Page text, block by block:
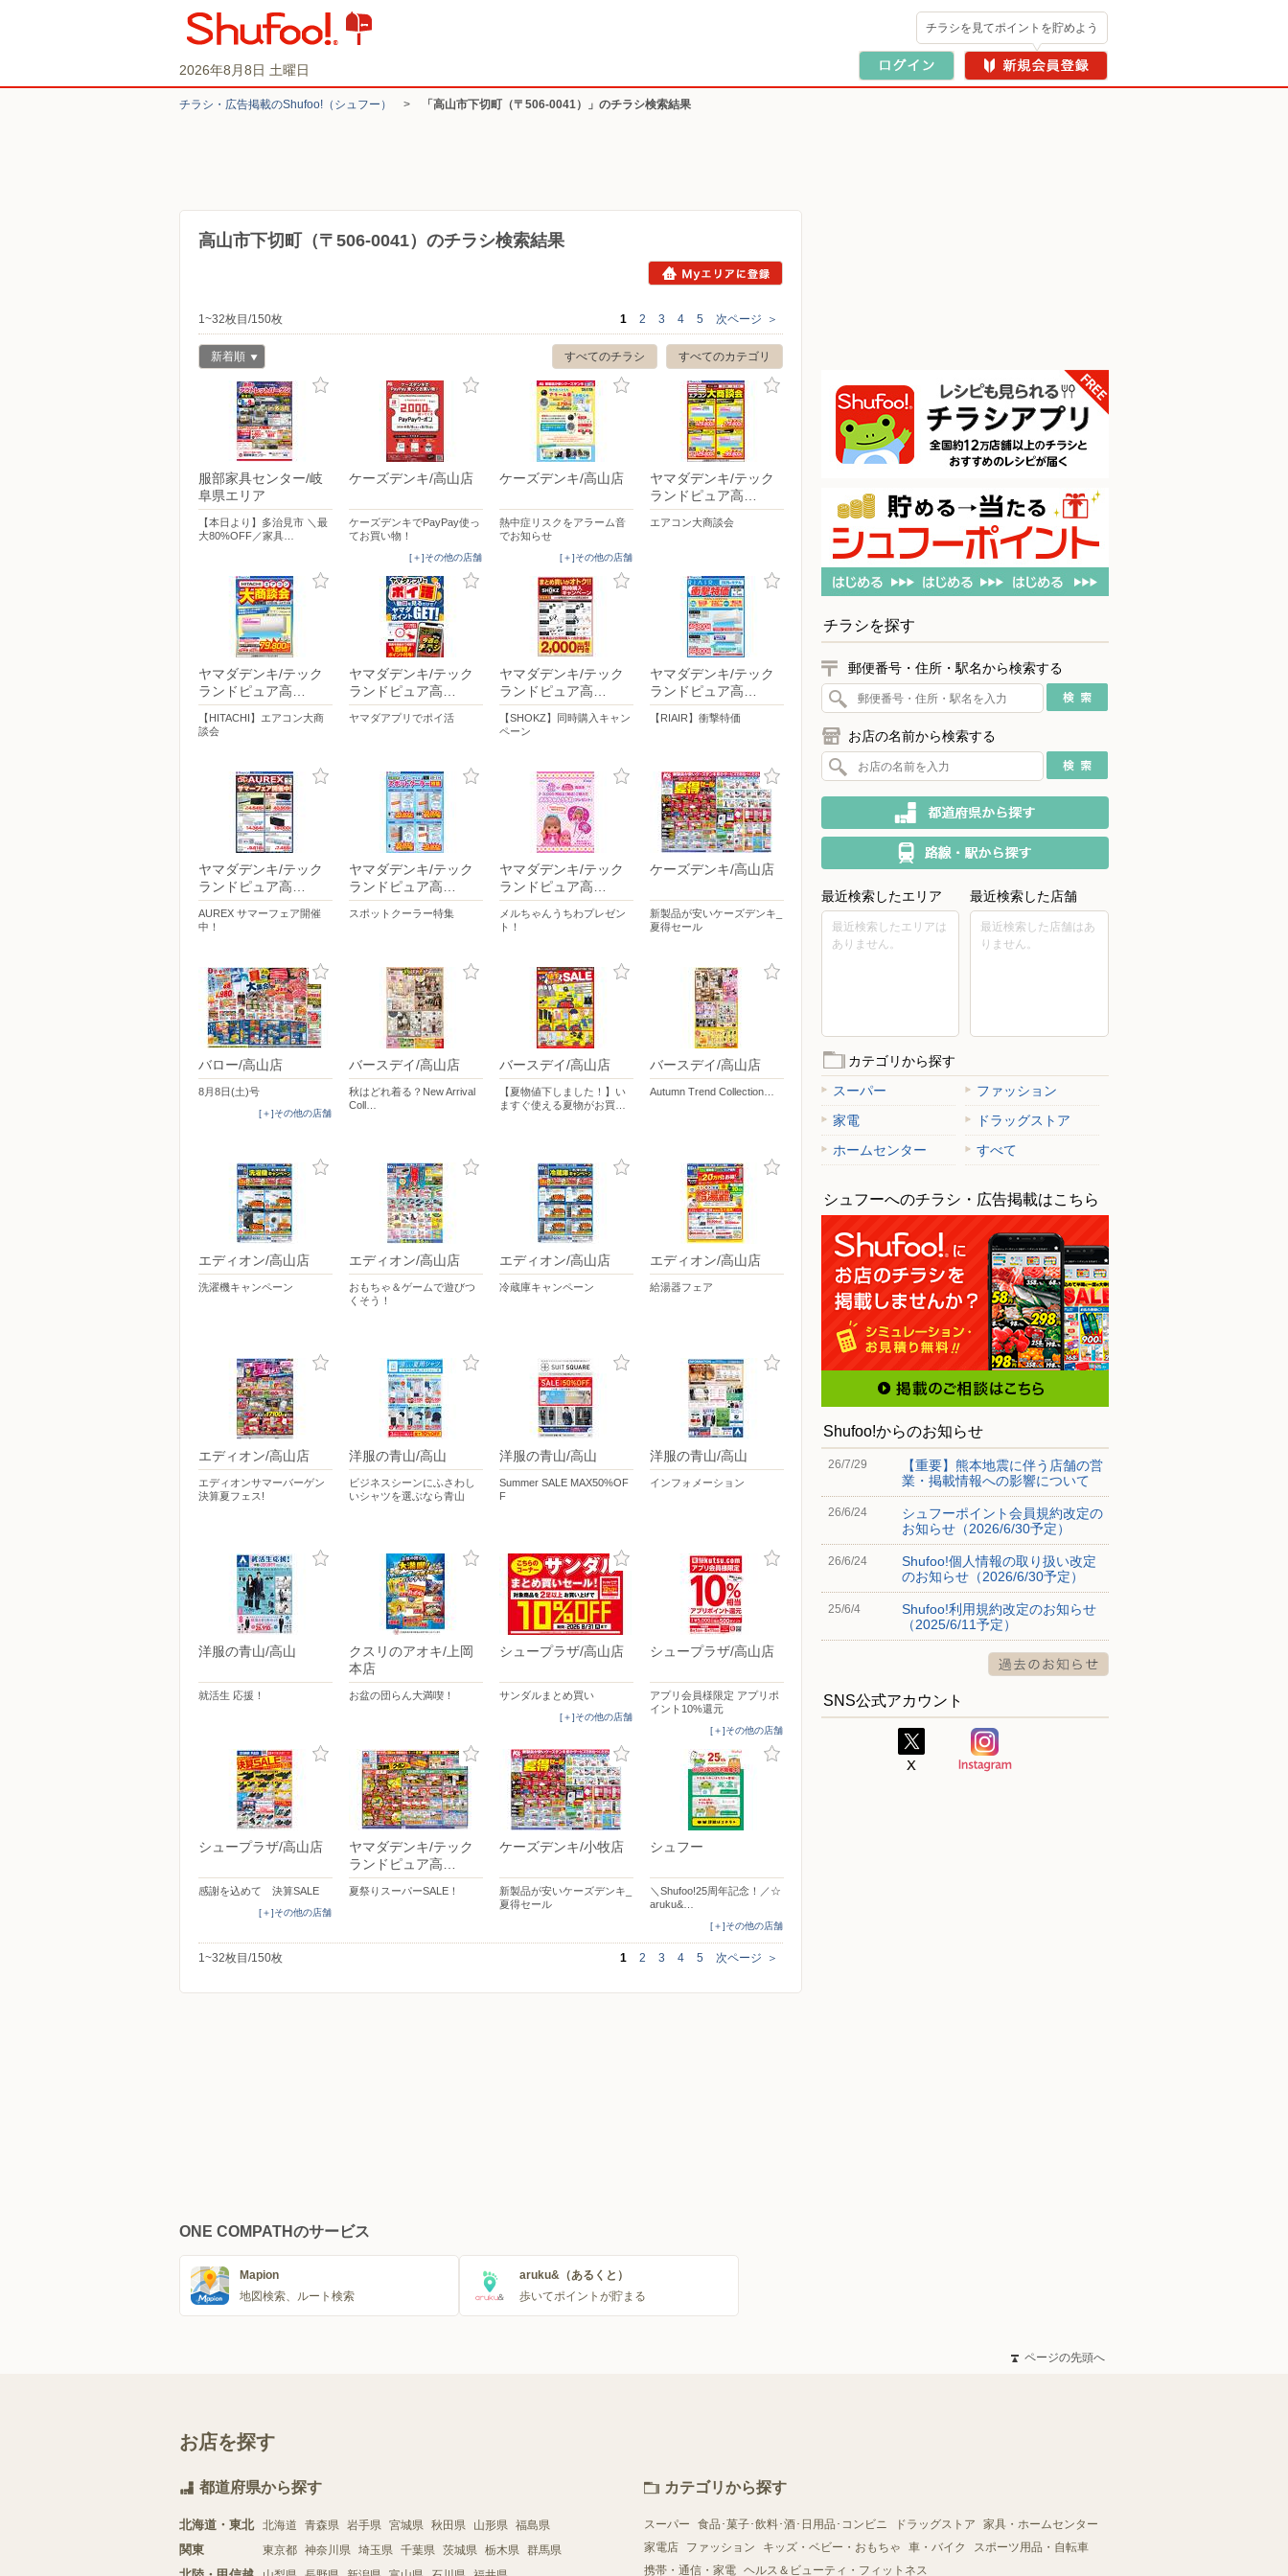
2026年8月8日 土曜日
チラシを見てポイントを貯めよう
チラシ・​広告掲載の​Shufoo!​（シュフー） > 「高山市下切町（〒506-0041）」のチラシ検索結果
高山市下切町（〒506-0041）のチラシ検索結果
1~32枚目/150枚 1 2 3 4 5 次ページ ＞
すべてのカテゴリ
すべてのチラシ
新着順
服部家具センター/岐
阜県エリア
【本日より】多治見市 ＼最
大80%OFF／家具…
ケーズデンキ/高山店
ケーズデンキでPayPay使っ
てお買い物！
[＋]その他の店舗
ケーズデンキ/高山店
熱中症リスクをアラーム音
でお知らせ
[＋]その他の店舗
ヤマダデンキ/テック
ランドピュア高…
エアコン大商談会
ヤマダデンキ/テック
ランドピュア高…
【HITACHI】エアコン大商
談会
ヤマダデンキ/テック
ランドピュア高…
ヤマダアプリでポイ活
ヤマダデンキ/テック
ランドピュア高…
【SHOKZ】同時購入キャン
ペーン
ヤマダデンキ/テック
ランドピュア高…
【RIAIR】衝撃特価
ヤマダデンキ/テック
ランドピュア高…
AUREX サマーフェア開催
中！
ヤマダデンキ/テック
ランドピュア高…
スポットクーラー特集
ヤマダデンキ/テック
ランドピュア高…
メルちゃんうちわプレゼン
ト！
ケーズデンキ/高山店
新製品が安いケーズデンキ_
夏得セール
バロー/高山店
8月8日(土)号
[＋]その他の店舗
バースデイ/高山店
秋はどれ着る？New Arrival
Coll…
バースデイ/高山店
【夏物値下しました！】い
ますぐ使える夏物がお買…
バースデイ/高山店
Autumn Trend Collection…
エディオン/高山店
洗濯機キャンペーン
エディオン/高山店
おもちゃ＆ゲームで遊びつ
くそう！
エディオン/高山店
冷蔵庫キャンペーン
エディオン/高山店
給湯器フェア
エディオン/高山店
エディオンサマーバーゲン
決算夏フェス!
洋服の青山/高山
ビジネスシーンにふさわし
いシャツを選ぶなら青山
洋服の青山/高山
Summer SALE MAX50%OF
F
洋服の青山/高山
インフォメーション
洋服の青山/高山
就活生 応援！
クスリのアオキ/上岡
本店
お盆の団らん大満喫！
シュープラザ/高山店
サンダルまとめ買い
[＋]その他の店舗
シュープラザ/高山店
アプリ会員様限定 アプリポ
イント10%還元
[＋]その他の店舗
シュープラザ/高山店
感謝を込めて 決算SALE
[＋]その他の店舗
ヤマダデンキ/テック
ランドピュア高…
夏祭りスーパーSALE！
ケーズデンキ/小牧店
新製品が安いケーズデンキ_
夏得セール
シュフー
＼Shufoo!25周年記念！／☆
aruku&…
[＋]その他の店舗
1~32枚目/150枚 1 2 3 4 5 次ページ ＞
チラシを探す
郵便番号・住所・駅名から検索する
お店の名前から検索する
最近検索したエリア
最近検索したエリアは
ありません。
最近検索した店舗
最近検索した店舗はあ
りません。
カテゴリから探す
スーパー
ファッション
家電
ドラッグストア
ホームセンター
すべて
シュフーへのチラシ・広告掲載はこちら
Shufoo!からのお知らせ
26/7/29
【重要】熊本地震に伴う店舗の営
業・掲載情報への影響について
26/6/24
シュフーポイント会員規約改定の
お知らせ（2026/6/30予定）
26/6/24
Shufoo!個人情報の取り扱い改定
のお知らせ（2026/6/30予定）
25/6/4
Shufoo!利用規約改定のお知らせ
（2025/6/11予定）
SNS公式アカウント
ONE COMPATHのサービス
Mapion
地図検索、ルート検索
aruku&（あるくと）
歩いてポイントが貯まる
ページの先頭へ
お店を探す
都道府県から探す
北海道・東北 北海道 青森県 岩手県 宮城県 秋田県 山形県 福島県
関東 東京都 神奈川県 埼玉県 千葉県 茨城県 栃木県 群馬県
カテゴリから探す
スーパー 食品･菓子･飲料･酒･日用品･コンビニ ドラッグストア
家具・ホームセンター
家電店
ファッション キッズ・ベビー・おもちゃ 車・バイク
スポーツ用品・自転車
携帯・通信・家電 ヘルス＆ビューティ・フィットネス